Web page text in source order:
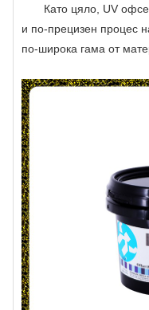
Като цяло, UV
и по-прецизен процес
по-широка гама от